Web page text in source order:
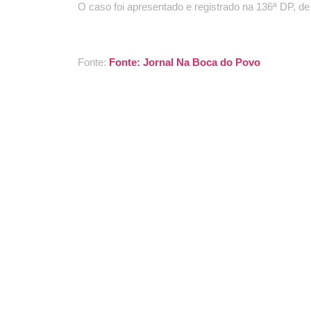
O caso foi apresentado e registrado na 136ª DP,
Fonte: Fonte: Jornal Na Boca do Povo